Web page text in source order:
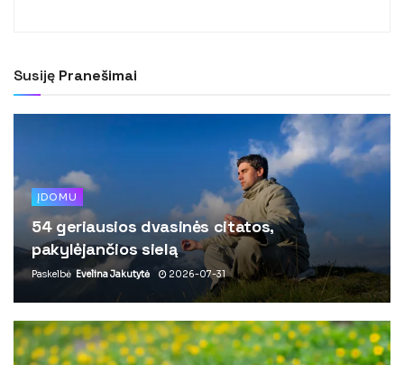
Susiję Pranešimai
ĮDOMU
54 geriausios dvasinės citatos,
pakylėjančios sielą
Paskelbė Evelina Jakutytė 2026-07-31